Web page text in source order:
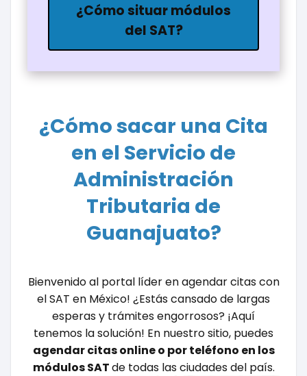
¿Cómo situar módulos
del SAT?
¿Cómo sacar una Cita
en el Servicio de
Administración
Tributaria de
Guanajuato?
Bienvenido al portal líder en agendar citas con
el SAT en México! ¿Estás cansado de largas
esperas y trámites engorrosos? ¡Aquí
tenemos la solución! En nuestro sitio, puedes
agendar citas online o por teléfono en los
módulos SATde todas las ciudades del país.